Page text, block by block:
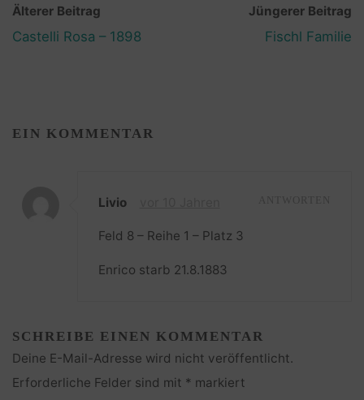
Älterer Beitrag
Castelli Rosa – 1898
Jüngerer Beitrag
Fischl Familie
EIN KOMMENTAR
Livio
Feld 8 – Reihe 1 – Platz 3
Enrico starb 21.8.1883
SCHREIBE EINEN KOMMENTAR
Deine E-Mail-Adresse wird nicht veröffentlicht.
Erforderliche Felder sind mit * markiert